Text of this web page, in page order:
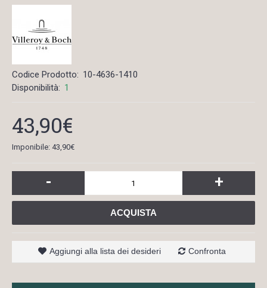
Codice Prodotto: 10-4636-1410
Disponibilità: 1
43,90€
Imponibile: 43,90€
- +
ACQUISTA
Aggiungi alla lista dei desideri Confronta